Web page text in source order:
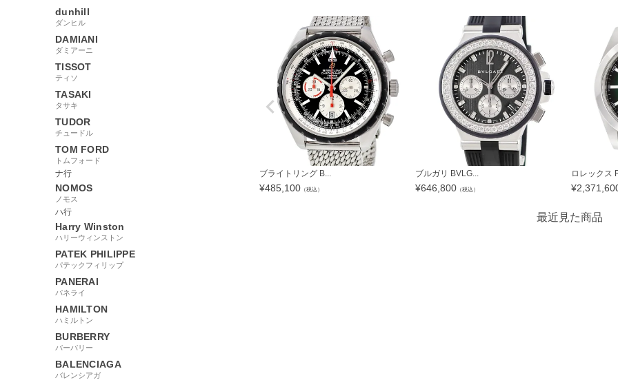
dunhill
ダンヒル
DAMIANI
ダミアーニ
TISSOT
ティソ
TASAKI
タサキ
TUDOR
チュードル
TOM FORD
トムフォード
ナ行
NOMOS
ノモス
ハ行
Harry Winston
ハリーウィンストン
PATEK PHILIPPE
パテックフィリップ
PANERAI
パネライ
HAMILTON
ハミルトン
BURBERRY
バーバリー
BALENCIAGA
バレンシアガ
ブライトリング B...
¥485,100 （税込）
ブルガリ BVLG...
¥646,800 （税込）
ロレックス
¥
最近見た商品